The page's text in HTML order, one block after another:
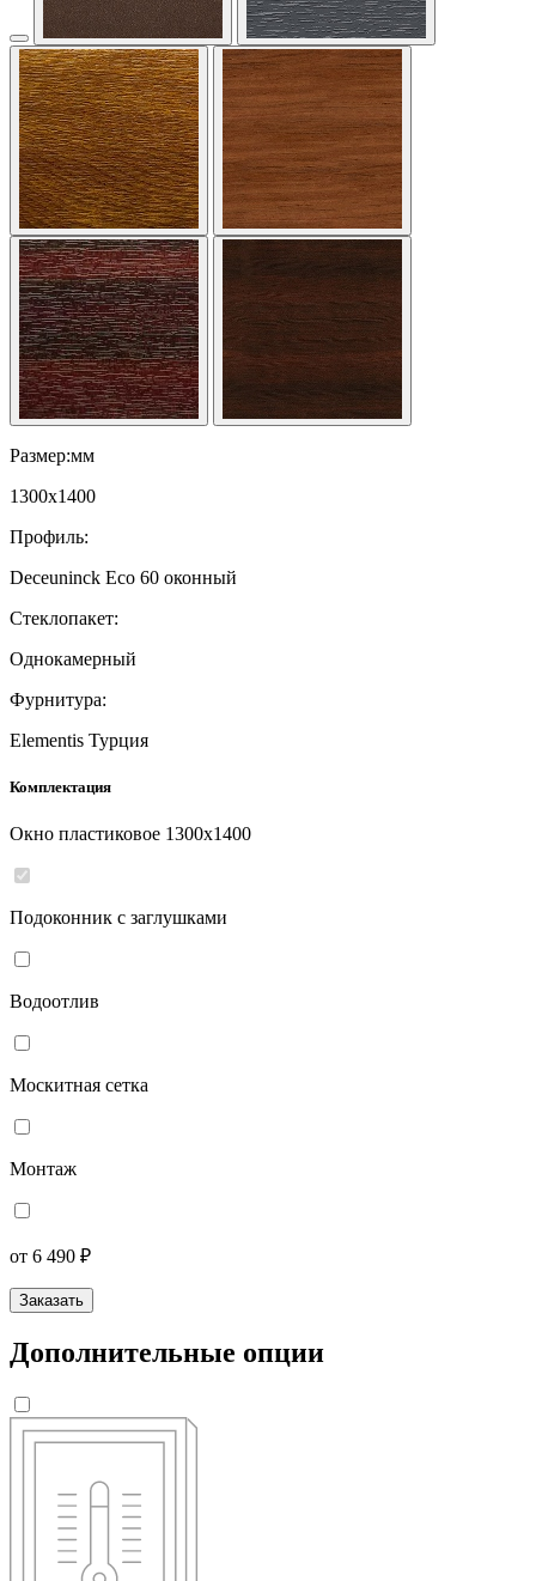
Размер:мм
1300x1400
Профиль:
Deceuninck Eco 60 оконный
Стеклопакет:
Однокамерный
Фурнитура:
Elementis Турция
Комплектация
Окно пластиковое 1300x1400
Подоконник с заглушками
Водоотлив
Москитная сетка
Монтаж
от 6 490 ₽
Заказать
Дополнительные опции